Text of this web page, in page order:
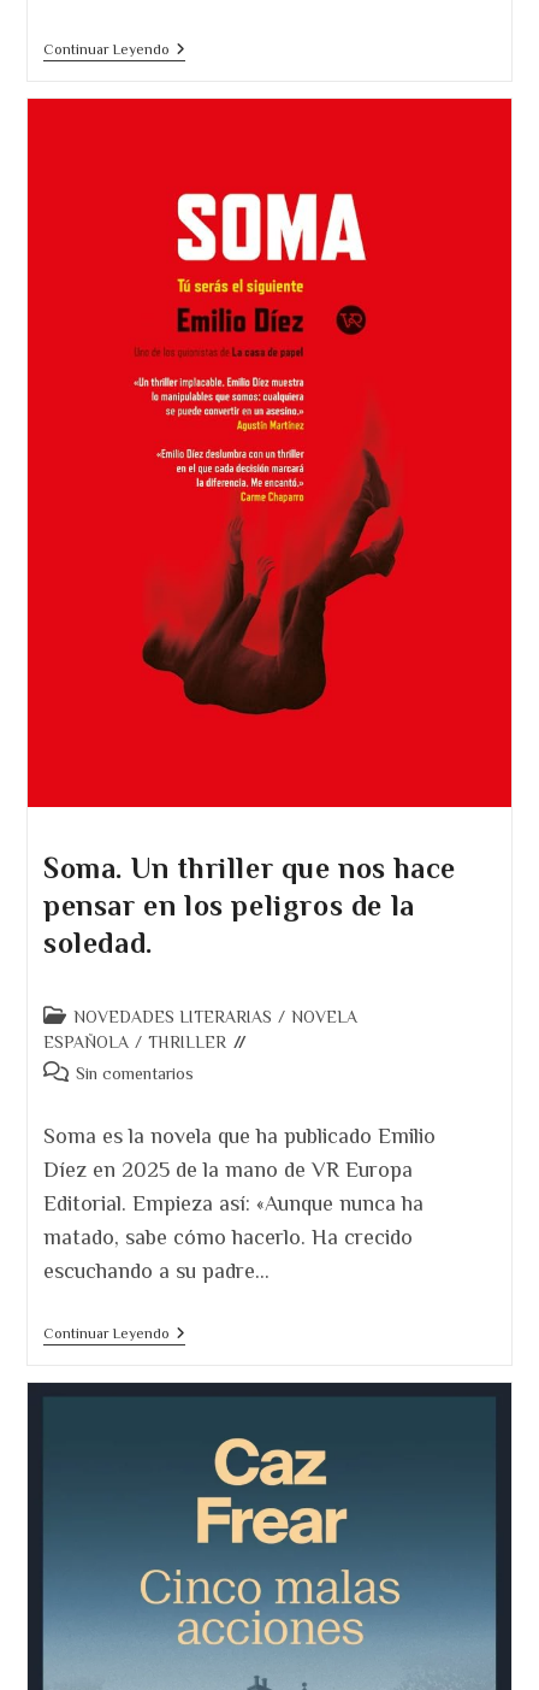
Continuar LeyendoNunca
Soma. Un thriller que nos hace
pensar en los peligros de la
soledad.
Categoría
de
la
NOVEDADES LITERARIAS / NOVELA
ESPAÑOLA / THRILLER
Comentarios
entrada:
Sin comentarios
Soma es la novela que ha publicado Emilio
Díez en 2025 de la mano de VR Europa
Editorial. Empieza así: «Aunque nunca ha
matado, sabe cómo hacerlo. Ha crecido
escuchando a su padre…
Continuar LeyendoSoma.
Pensar
Peligros